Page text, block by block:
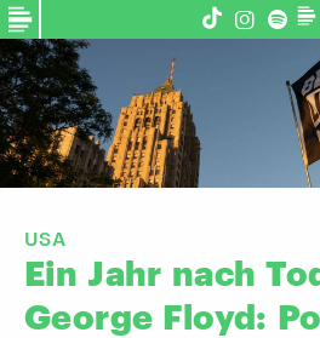
USA
Ein Jahr nach
George Floyd: